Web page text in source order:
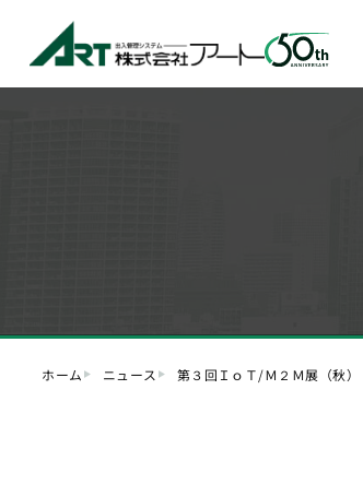
ホーム ニュース 第３回ＩｏＴ/Ｍ２Ｍ展（秋